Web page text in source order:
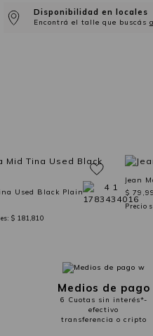
Disponibilidad en locales
Encontrá el talle que buscás
Used Black Plain
$ 181,810
Jean
$
Precio
Medios de pago
6 Cuotas sin interés*-
efectivo
transferencia o cripto